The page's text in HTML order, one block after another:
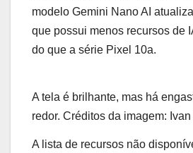
modelo Gemini Nano AI
que possui menos recursos de
do que a série Pixel 10a.
A tela é brilhante, mas há
redor. Créditos da imagem: Ivan
A lista de recursos não